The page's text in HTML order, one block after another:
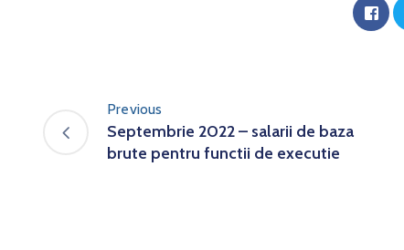
Previous
Septembrie 2022 – salarii de baza
brute pentru functii de executie